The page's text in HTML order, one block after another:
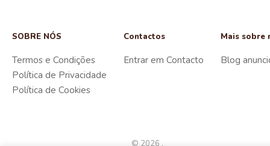
SOBRE NÓS
Termos e Condições
Política de Privacidade
Política de Cookies
Contactos
Entrar em Contacto
Mais sobre
Blog
© 2026 .